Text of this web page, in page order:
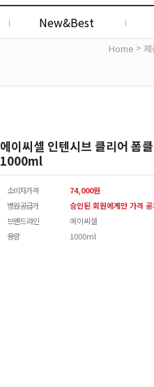
New&Best
Home >
에이씨셀 인텐시브 클리어 폼
1000ml
소비자가격
74,000원
병원공급가
승인된 회원에게만 가격
브랜드 라인
에이씨셀
용량
1000ml